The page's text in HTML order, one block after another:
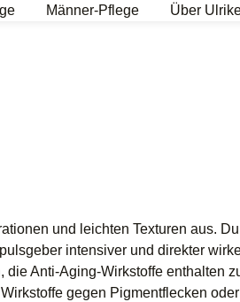
Männer-Pflege Über
und leichten Texturen aus.
intensiver und direkter
Anti-Aging-Wirkstoffe enthalten
gegen Pigmentflecken